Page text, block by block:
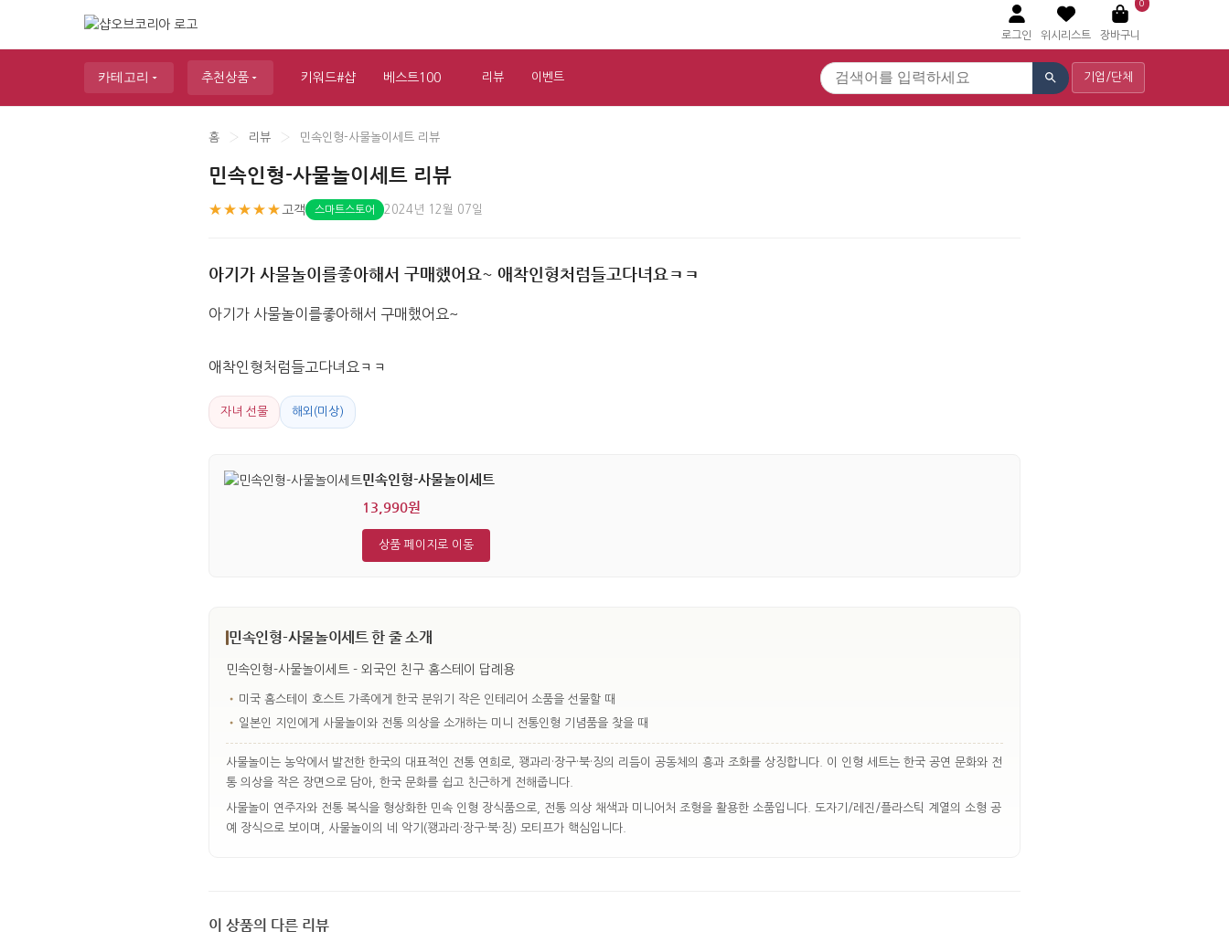
로그인 위시리스트
0
장바구니
카테고리 추천상품 키워드#샵 베스트100 리뷰 이벤트 기업/단체
홈 › 리뷰 › 민속인형-사물놀이세트 리뷰
민속인형-사물놀이세트 리뷰
★★★★★ 고객 스마트스토어 2024년 12월 07일
아기가 사물놀이를좋아해서 구매했어요~ 애착인형처럼들고다녀요ㅋㅋ
아기가 사물놀이를좋아해서 구매했어요~
애착인형처럼들고다녀요ㅋㅋ
자녀 선물 해외(미상)
민속인형-사물놀이세트
13,990원
상품 페이지로 이동
민속인형-사물놀이세트 한 줄 소개
민속인형-사물놀이세트 - 외국인 친구 홈스테이 답례용
• 미국 홈스테이 호스트 가족에게 한국 분위기 작은 인테리어 소품을 선물할 때
• 일본인 지인에게 사물놀이와 전통 의상을 소개하는 미니 전통인형 기념품을 찾을 때
사물놀이는 농악에서 발전한 한국의 대표적인 전통 연희로, 꽹과리·장구·북·징의 리듬이 공동체의 흥과 조화를 상징합니다. 이 인형 세트는 한국 공연 문화와 전
통 의상을 작은 장면으로 담아, 한국 문화를 쉽고 친근하게 전해줍니다.
사물놀이 연주자와 전통 복식을 형상화한 민속 인형 장식품으로, 전통 의상 채색과 미니어처 조형을 활용한 소품입니다. 도자기/레진/플라스틱 계열의 소형 공
예 장식으로 보이며, 사물놀이의 네 악기(꽹과리·장구·북·징) 모티프가 핵심입니다.
이 상품의 다른 리뷰